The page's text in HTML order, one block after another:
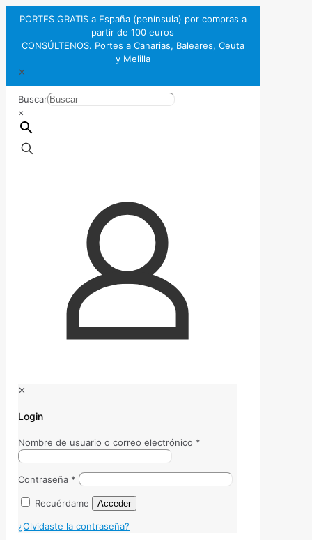
PORTES GRATIS a España (península) por compras a
partir de 100 euros
CONSÚLTENOS. Portes a Canarias, Baleares, Ceuta
y Melilla
✕
Buscar
×
✕
Login
Nombre de usuario o correo electrónico *
Contraseña *
Recuérdame Acceder
¿Olvidaste la contraseña?